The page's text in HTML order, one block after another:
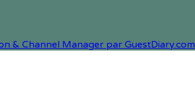
& Channel Manager par GuestDiary.com